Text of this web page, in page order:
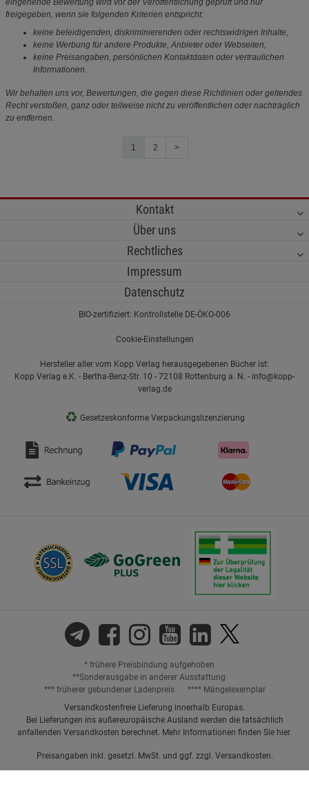
eingehende Bewertung wird vor der Veröffentlichung geprüft und nur
freigegeben, wenn sie folgenden Kriterien entspricht:
keine beleidigenden, diskriminierenden oder rechtswidrigen Inhalte,
keine Werbung für andere Produkte, Anbieter oder Webseiten,
keine Preisangaben, persönlichen Kontaktdaten oder vertraulichen
Informationen.
Wir behalten uns vor, Bewertungen, die gegen diese Richtlinien oder geltendes
Recht verstoßen, ganz oder teilweise nicht zu veröffentlichen oder nachträglich
zu entfernen.
1 2 >
Kontakt
Über uns
Rechtliches
Impressum
Datenschutz
BIO-zertifiziert: Kontrollstelle DE-ÖKO-006
Cookie-Einstellungen
Hersteller aller vom Kopp Verlag herausgegebenen Bücher ist:
Kopp Verlag e.K. - Bertha-Benz-Str. 10 - 72108 Rottenburg a. N. - info@kopp-
verlag.de
♻ Gesetzeskonforme Verpackungslizenzierung
* frühere Preisbindung aufgehoben
**Sonderausgabe in anderer Ausstattung
*** früherer gebundener Ladenpreis
**** Mängelexemplar
Versandkostenfreie Lieferung innerhalb Europas.
Bei Lieferungen ins außereuropäische Ausland werden die tatsächlich
anfallenden Versandkosten berechnet. Mehr Informationen finden Sie hier.
Preisangaben inkl. gesetzl. MwSt. und ggf. zzgl. Versandkosten.